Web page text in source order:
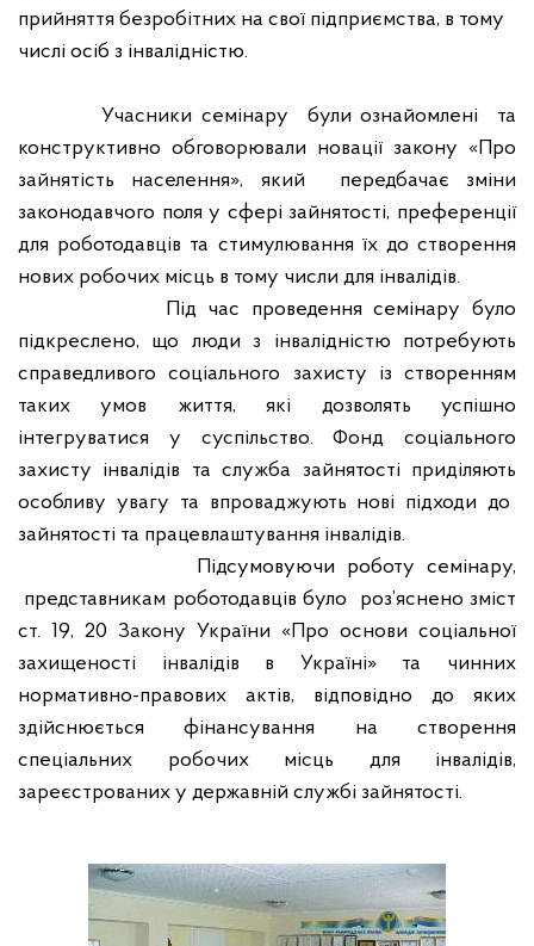
прийняття безробітних на свої підприємства, в тому
числі осіб з інвалідністю.
Учасники семінару були ознайомлені
та
конструктивно обговорювали новації закону «Про
зайнятість населення», який
передбачає зміни
законодавчого поля у сфері зайнятості, преференції
для роботодавців та стимулювання їх до створення
нових робочих місць в тому числи для інвалідів.
Під час проведення семінару було
підкреслено, що люди з інвалідністю потребують
справедливого соціального захисту із створенням
таких умов життя, які дозволять успішно
інтегруватися у суспільство. Фонд соціального
захисту інвалідів та служба зайнятості приділяють
особливу увагу та впроваджують нові підходи до
зайнятості та працевлаштування інвалідів.
Підсумовуючи роботу семінару,
представникам роботодавців було
роз’яснено зміст
ст. 19, 20 Закону України «Про основи соціальної
захищеності інвалідів в Україні» та чинних
нормативно-правових актів, відповідно до яких
здійснюється фінансування на створення
спеціальних робочих місць для інвалідів,
зареєстрованих у державній службі зайнятості.